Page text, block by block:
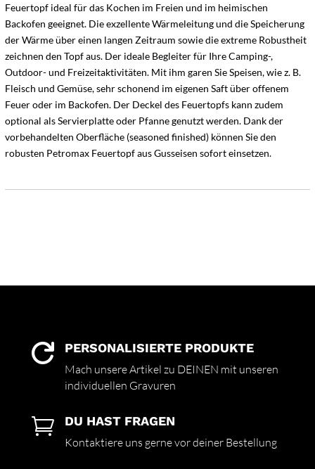
Feuertopf ideal für das Kochen im Freien und im heimischen
Backofen geeignet. Die exzellente Wärmeleitung und die Speicherung
der Wärme über einen langen Zeitraum sowie die extreme Robustheit
zeichnen den Topf aus. Der ideale Begleiter für Ihre Camping-,
Outdoor- und Freizeitaktivitäten. Mit ihm garen Sie Speisen, wie z. B.
Fleisch und Gemüse, sehr schonend im eigenen Saft über offenem
Feuer oder im Backofen. Der Deckel des Feuertopfs kann zudem
optional als Servierplatte oder Pfanne genutzt werden. Dank der
vorbehandelten Oberfläche (seasoned finished) können Sie den
robusten Petromax Feuertopf aus Gusseisen sofort einsetzen.
 PERSONALISIERTE PRODUKTE
Mach unsere Artikel zu DEINEN mit unseren
individuellen Gravuren
 DU HAST FRAGEN
Kontaktiere uns gerne vor deiner Bestellung